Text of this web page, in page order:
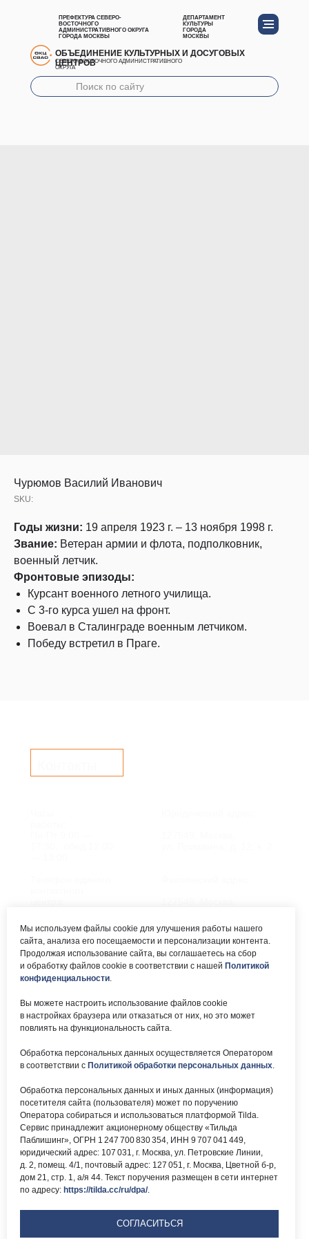
ПРЕФЕКТУРА СЕВЕРО-
ВОСТОЧНОГО
АДМИНИСТРАТИВНОГО ОКРУГА
ГОРОДА МОСКВЫ
ДЕПАРТАМЕНТ
КУЛЬТУРЫ
ГОРОДА
МОСКВЫ
ОБЪЕДИНЕНИЕ КУЛЬТУРНЫХ И ДОСУГОВЫХ
ЦЕНТРОВ
СЕВЕРО-ВОСТОЧНОГО АДМИНИСТРАТИВНОГО
ОКРУГА
Чурюмов Василий Иванович
SKU:
Годы жизни: 19 апреля 1923 г. – 13 ноября 1998 г.
Звание: Ветеран армии и флота, подполковник,
военный летчик.
Фронтовые эпизоды:
Курсант военного летного училища.
С 3-го курса ушел на фронт.
Воевал в Сталинграде военным летчиком.
Победу встретил в Праге.
okc-
svao@svao.mos.ru
Почта:
Об учреждении:
О ГБУ «ОКЦ СВАО»
Электронный каталог:
Результаты НОК
Электронные ресурсы:
Национальная
Каталог Библиотек
электронная детская
библиотека
Версия для
слабовидящих
Мы используем файлы cookie для улучшения работы нашего
сайта, анализа его посещаемости и персонализации контента.
Продолжая использование сайта, вы соглашаетесь на сбор
и обработку файлов cookie в соответствии с нашей Политикой
конфиденциальности.
Вы можете настроить использование файлов cookie
в настройках браузера или отказаться от них, но это может
повлиять на функциональность сайта.
Обработка персональных данных осуществляется Оператором
в соответствии с Политикой обработки персональных данных.
Обработка персональных данных и иных данных (информация)
посетителя сайта (пользователя) может по поручению
Оператора собираться и использоваться платформой Tilda.
Сервис принадлежит акционерному обществу «Тильда
Паблишинг», ОГРН 1 247 700 830 354, ИНН 9 707 041 449,
юридический адрес: 107 031, г. Москва, ул. Петровские Линии,
д. 2, помещ. 4/1, почтовый адрес: 127 051, г. Москва, Цветной б-р,
дом 21, стр. 1, а/я 44. Текст поручения размещен в сети интернет
по адресу: https://tilda.cc/ru/dpa/.
СОГЛАСИТЬСЯ